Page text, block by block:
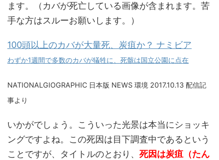
ます。（カバが死亡している画像が含まれます。苦
手な方はスルーお願いします。）
100頭以上のカバが大量死、炭疽か？ ナミビア
わずか1週間で多数のカバが犠牲に、死骸は国立公園に点在
NATIONALGIOGRAPHIC 日本版 NEWS 環境 2017.10.13 配信記
事より
いかがでしょう。こういった光景は本当にショッキ
ングですよね。この死因は目下調査中であるという
ことですが、タイトルのとおり、 死因は炭疽（たん